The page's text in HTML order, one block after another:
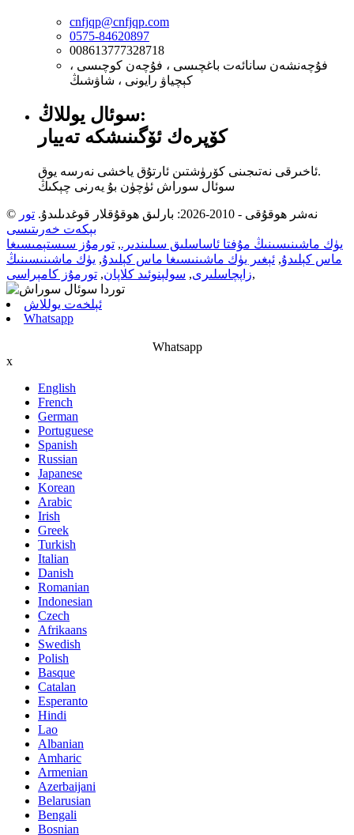
cnfjqp@cnfjqp.com
0575-84620897
008613777328718
فۇچەنشەن سانائەت باغچىسى ، فۇچەن كوچىسى ،
كېچياۋ رايونى ، شاۋشىڭ
سوئال يوللاڭ:
كۆپرەك ئۆگىنىشكە تەييار
ئاخىرقى نەتىجىنى كۆرۈشتىن ئارتۇق ياخشى نەرسە يوق.
سوئال سوراش ئۈچۈن بۇ يەرنى چېكىڭ
© نەشر ھوقۇقى - 2010-2026: بارلىق ھوقۇقلار قوغدىلىدۇ.
تور
بېكەت خەرىتىسى
يۈك ماشىنىسىنىڭ مۇفتا ئاساسلىق سىلىندىر., تورمۇز سىستېمىسىغا
ماس كېلىدۇ, ئېغىر يۈك ماشىنىسىغا ماس كېلىدۇ, يۈك ماشىنىسىنىڭ
زاپچاسلىرى, سولېنوئىد كلاپان, تورمۇز كامېراسى ,
ئېلخەت يوللاش
Whatsapp
Whatsapp
x
English
French
German
Portuguese
Spanish
Russian
Japanese
Korean
Arabic
Irish
Greek
Turkish
Italian
Danish
Romanian
Indonesian
Czech
Afrikaans
Swedish
Polish
Basque
Catalan
Esperanto
Hindi
Lao
Albanian
Amharic
Armenian
Azerbaijani
Belarusian
Bengali
Bosnian